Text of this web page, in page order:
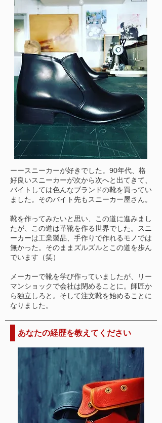
ーースニーカーが好きでした。90年代、格
好良いスニーカーが次から次へと出てきて、
バイトしては色んなブランドの靴を買ってい
ました。そのバイト先もスニーカー屋さん。
靴を作ってみたいと思い、この道に進みまし
たが、この道は革靴を作る世界でした。スニ
ーカーは工業製品、手作りで作れるモノでは
無かった。そのままズルズルとこの道を歩ん
でいます（笑）
メーカーで靴を学び作っていましたが、リー
マンショックで会社は閉めることに。師匠か
ら独立しろと。そして注文靴を始めることに
なりました。
あなたの経歴を教えてください